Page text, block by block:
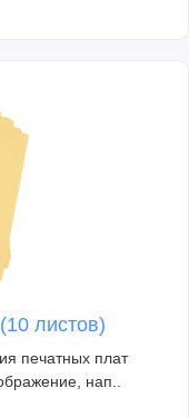
листов)
печатных плат
нап..